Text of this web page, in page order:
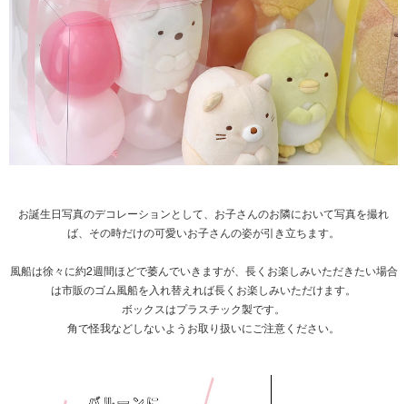
お誕生日写真のデコレーションとして、お子さんのお隣において写真を撮れ
ば、その時だけの可愛いお子さんの姿が引き立ちます。
風船は徐々に約2週間ほどで萎んでいきますが、長くお楽しみいただきたい場合
は市販のゴム風船を入れ替えれば長くお楽しみいただけます。
ボックスはプラスチック製です。
角で怪我などしないようお取り扱いにご注意ください。